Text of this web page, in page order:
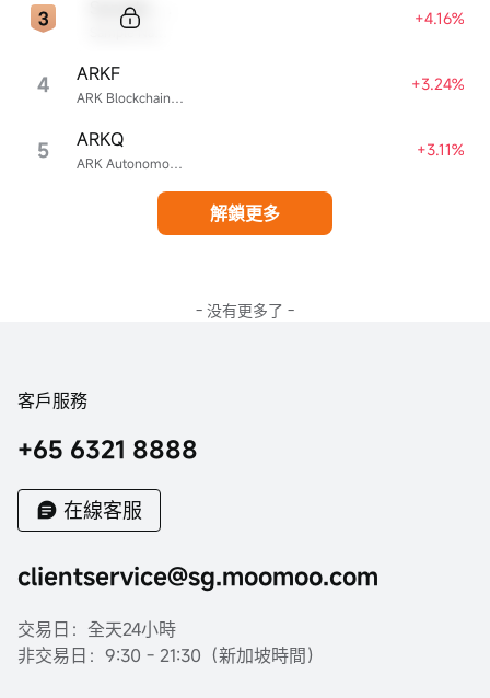
+4.16%
4 ARK Blockchain & Fintech Innovation ETF
ARKF +3.24%
5 ARK Autonomous Technology & Robotics ETF
ARKQ +3.11%
解鎖更多
- 没有更多了 -
客戶服務
+65 6321 8888
在線客服
clientservice@sg.moomoo.com
交易日：全天24小時
非交易日：9:30 - 21:30（新加坡時間）